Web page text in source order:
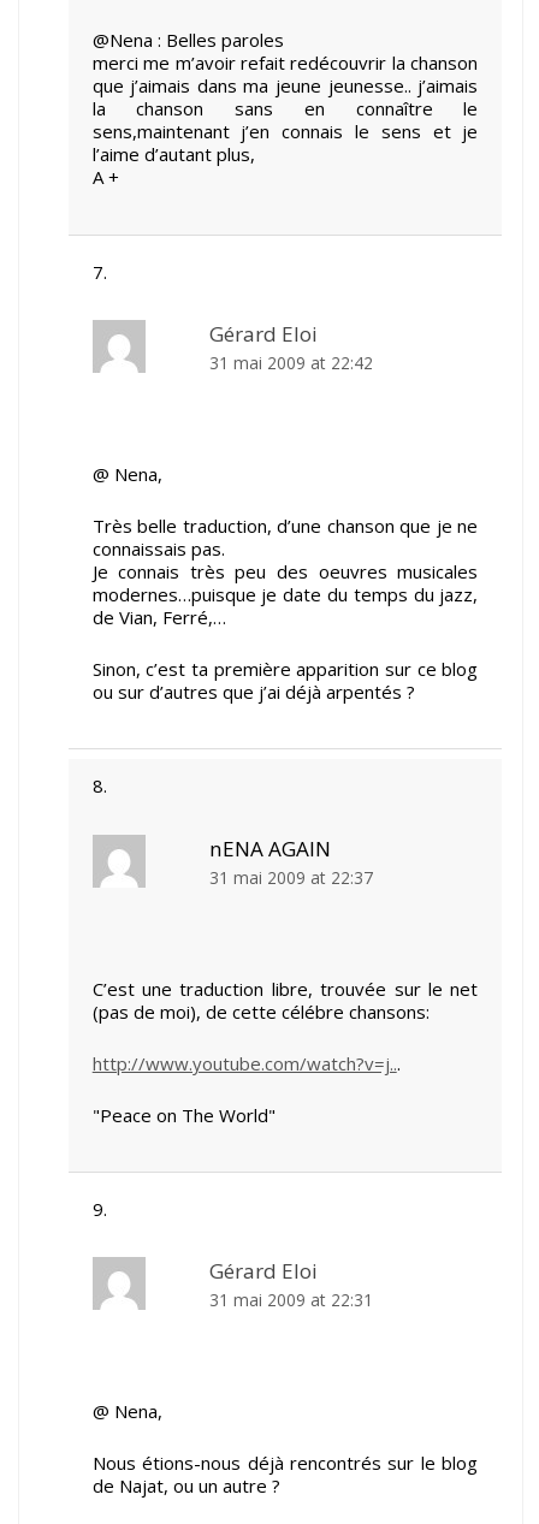
@Nena : Belles paroles
merci me m’avoir refait redécouvrir la chanson
que j’aimais dans ma jeune jeunesse.. j’aimais
la chanson sans en connaître le
sens,maintenant j’en connais le sens et je
l’aime d’autant plus,
A +
Gérard Eloi
31 mai 2009 at 22:42
@ Nena,
Très belle traduction, d’une chanson que je ne
connaissais pas.
Je connais très peu des oeuvres musicales
modernes…puisque je date du temps du jazz,
de Vian, Ferré,…
Sinon, c’est ta première apparition sur ce blog
ou sur d’autres que j’ai déjà arpentés ?
nENA AGAIN
31 mai 2009 at 22:37
C’est une traduction libre, trouvée sur le net
(pas de moi), de cette célébre chansons:
http://www.youtube.com/watch?v=j...
"Peace on The World"
Gérard Eloi
31 mai 2009 at 22:31
@ Nena,
Nous étions-nous déjà rencontrés sur le blog
de Najat, ou un autre ?